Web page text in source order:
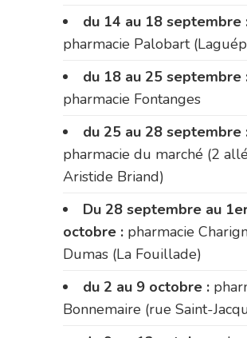
du 14 au 18 septembre
pharmacie Palobart
du 18 au 25 septembre
pharmacie Fontanges
du 25 au 28 septembre
pharmacie du marché (2
Aristide Briand)
Du 28 septembre au
octobre : pharmacie
Dumas (La Fouillade)
du 2 au 9 octobre :
Bonnemaire (rue Saint-